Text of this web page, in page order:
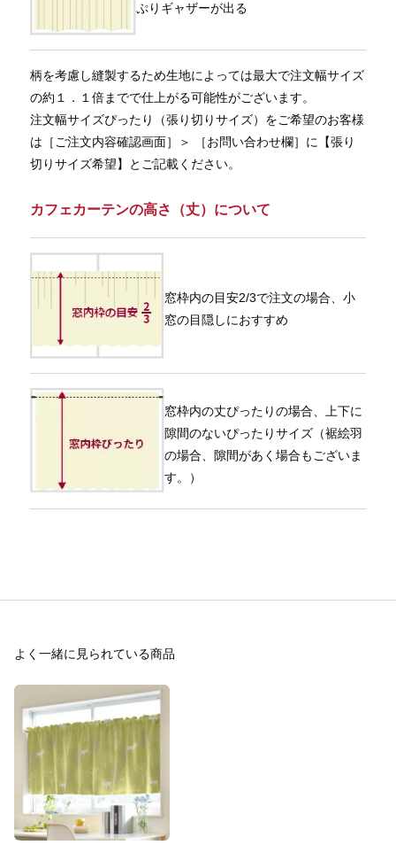
ぷりギャザーが出る
柄を考慮し縫製するため生地によっては最大で注文幅サイズ
の約１．１倍までで仕上がる可能性がございます。
注文幅サイズぴったり（張り切りサイズ）をご希望のお客様
は［ご注文内容確認画面］＞ ［お問い合わせ欄］に【張り
切りサイズ希望】とご記載ください。
カフェカーテンの高さ（丈）について
窓枠内の目安2/3で注文の場合、小
窓の目隠しにおすすめ
窓枠内の丈ぴったりの場合、上下に
隙間のないぴったりサイズ（裾絵羽
の場合、隙間があく場合もございま
す。）
よく一緒に見られている商品